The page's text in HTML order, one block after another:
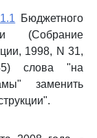
Бюджетного
(Собрание
1998, N 31,
слова "на
заменить